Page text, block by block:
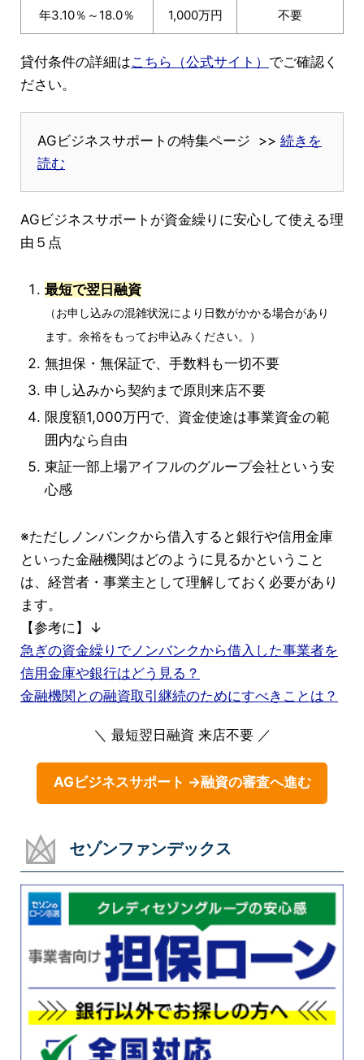
年3.10％～18.0％ 1,000万円 不要
貸付条件の詳細はこちら（公式サイト） でご確認く
ださい。
AGビジネスサポートの特集ページ >> 続きを
読む
AGビジネスサポートが資金繰りに安心して使える理
由５点
最短で翌日融資
（お申し込みの混雑状況により日数がかかる場合があり
ます。余裕をもってお申込みください。）
無担保・無保証で、手数料も一切不要
申し込みから契約まで原則来店不要
限度額1,000万円で、資金使途は事業資金の範
囲内なら自由
東証一部上場アイフルのグループ会社という安
心感
※ただしノンバンクから借入すると銀行や信用金庫
といった金融機関はどのように見るかということ
は、経営者・事業主として理解しておく必要があり
ます。
【参考に】↓
急ぎの資金繰りでノンバンクから借入した事業者を
信用金庫や銀行はどう見る？
金融機関との融資取引継続のためにすべきことは？
＼ 最短翌日融資 来店不要 ／
AGビジネスサポート →融資の審査へ進む
セゾンファンデックス